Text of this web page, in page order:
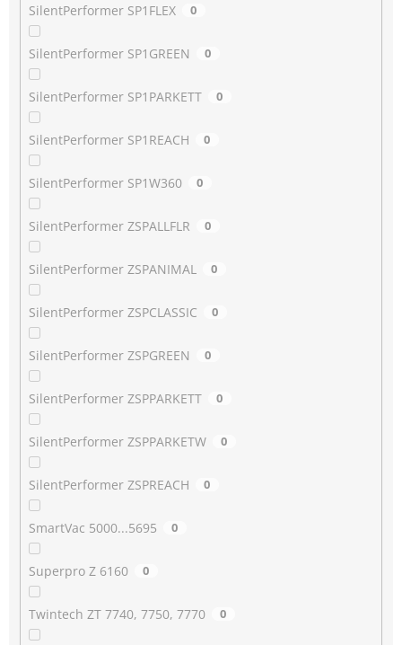
SilentPerformer SP1FLEX 0
SilentPerformer SP1GREEN 0
SilentPerformer SP1PARKETT 0
SilentPerformer SP1REACH 0
SilentPerformer SP1W360 0
SilentPerformer ZSPALLFLR 0
SilentPerformer ZSPANIMAL 0
SilentPerformer ZSPCLASSIC 0
SilentPerformer ZSPGREEN 0
SilentPerformer ZSPPARKETT 0
SilentPerformer ZSPPARKETW 0
SilentPerformer ZSPREACH 0
SmartVac 5000...5695 0
Superpro Z 6160 0
Twintech ZT 7740, 7750, 7770 0